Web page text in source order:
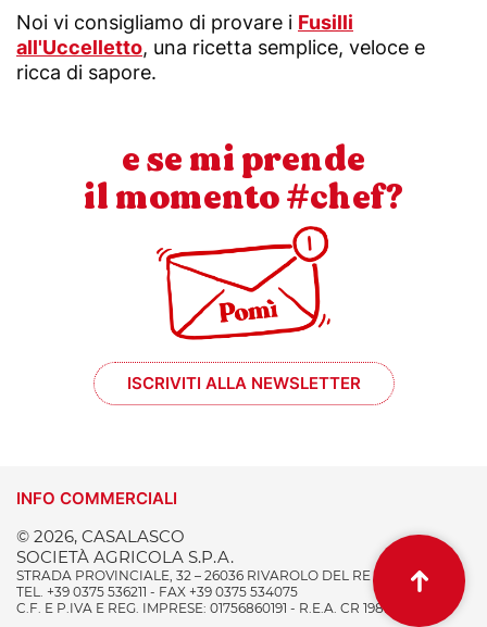
Noi vi consigliamo di provare i Fusilli
all'Uccelletto, una ricetta semplice, veloce e
ricca di sapore.
e se mi prende
il momento #chef?
ISCRIVITI ALLA NEWSLETTER
INFO COMMERCIALI
© 2026, CASALASCO
SOCIETÀ AGRICOLA S.P.A.
STRADA PROVINCIALE, 32 – 26036 RIVAROLO DEL RE (CR) ITALY
TEL. +39 0375 536211 - FAX +39 0375 534075
C.F. E P.IVA E REG. IMPRESE: 01756860191 - R.E.A. CR 198996